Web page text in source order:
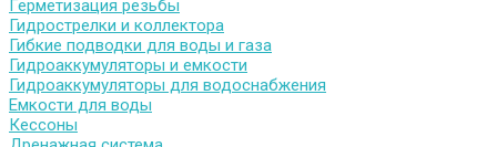
Герметизация резьбы
Гидрострелки и коллектора
Гибкие подводки для воды и газа
Гидроаккумуляторы и емкости
Гидроаккумуляторы для водоснабжения
Емкости для воды
Кессоны